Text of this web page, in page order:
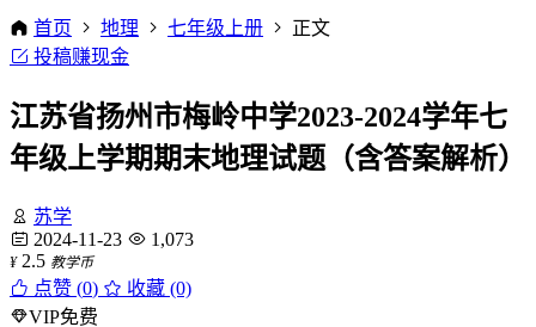
首页 地理 七年级上册
正文
投稿赚现金
江苏省扬州市梅岭中学2023-2024学年七
年级上学期期末地理试题（含答案解析）
苏学
2024-11-23
1,073
¥ 2.5 教学币
点赞 (0)
收藏 (0)
VIP免费